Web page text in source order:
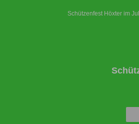
Schützenfest Höxter im